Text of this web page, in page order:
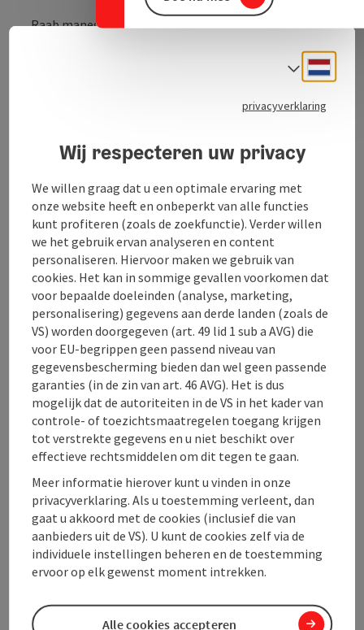
Raab manege in Zinöck
Contact
Openingstijden
Ligging
Paardrijden
Sporttypen
Inrichting
Prijs
Geschiktheid
Toegankelijkheid
privacyverklaring
Wij respecteren uw privacy
We willen graag dat u een optimale ervaring met
onze website heeft en onbeperkt van alle functies
kunt profiteren (zoals de zoekfunctie). Verder willen
we het gebruik ervan analyseren en content
personaliseren. Hiervoor maken we gebruik van
cookies. Het kan in sommige gevallen voorkomen dat
voor bepaalde doeleinden (analyse, marketing,
personalisering) gegevens aan derde landen (zoals de
VS) worden doorgegeven (art. 49 lid 1 sub a AVG) die
voor EU-begrippen geen passend niveau van
gegevensbescherming bieden dan wel geen passende
garanties (in de zin van art. 46 AVG). Het is dus
mogelijk dat de autoriteiten in de VS in het kader van
controle- of toezichtsmaatregelen toegang krijgen
tot verstrekte gegevens en u niet beschikt over
effectieve rechtsmiddelen om dit tegen te gaan.
Meer informatie hierover kunt u vinden in onze
privacyverklaring. Als u toestemming verleent, dan
gaat u akkoord met de cookies (inclusief die van
aanbieders uit de VS). U kunt de cookies zelf via de
individuele instellingen beheren en de toestemming
ervoor op elk gewenst moment intrekken.
Alle cookies accepteren